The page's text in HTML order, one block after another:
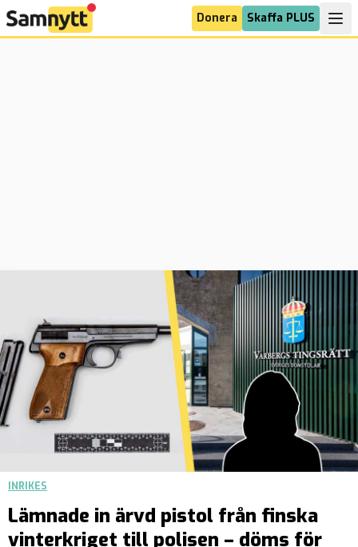
Donera Skaffa PLUS
INRIKES
Lämnade in ärvd pistol från finska
vinterkriget till polisen – döms för